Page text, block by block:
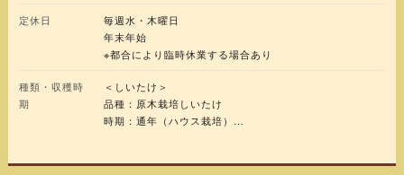
定休日
毎週水・木曜日
年末年始
※都合により臨時休業する場合あり
種類・収穫時
期
＜しいたけ＞
品種：原木栽培しいたけ
時期：通年（ハウス栽培）